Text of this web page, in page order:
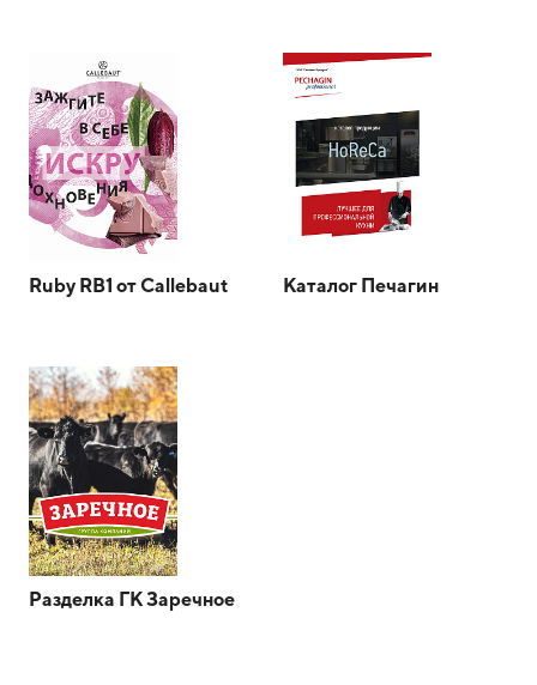
Ruby RB1 от Callebaut Каталог Печагин
Разделка ГК Заречное